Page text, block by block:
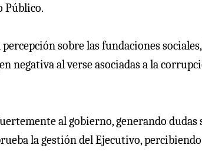
Público.
sobre las fundaciones
negativa al verse asociadas a la
al gobierno, generando dudas
la gestión del Ejecutivo,